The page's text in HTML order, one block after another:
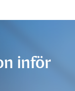
inför